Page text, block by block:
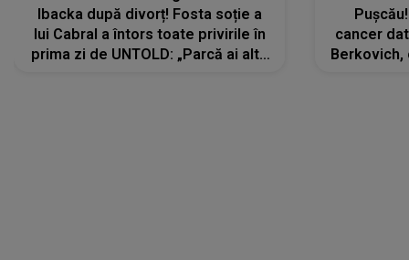
Ibacka după divorț! Fosta soție a
lui Cabral a întors toate privirile în
prima zi de UNTOLD: „Parcă ai altă
cancer
Berkovich,